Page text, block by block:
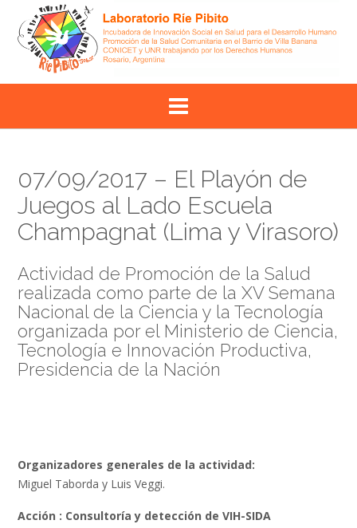
content
07/09/2017 – El Playón de
Juegos al Lado Escuela
Champagnat (Lima y Virasoro)
Actividad de Promoción de la Salud
realizada como parte de la XV Semana
Nacional de la Ciencia y la Tecnología
organizada por el Ministerio de Ciencia,
Tecnología e Innovación Productiva,
Presidencia de la Nación
Organizadores generales de la actividad:
Miguel Taborda y Luis Veggi.
Acción : Consultoría y detección de VIH-SIDA